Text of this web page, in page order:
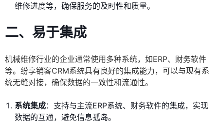
维修进度等，确保服务的及时性和质量。
二、易于集成
机械维修行业的企业通常使用多种系统，如ERP、财务软件
等。纷享销客CRM系统具有良好的集成能力，可以与现有系
统无缝对接，确保数据的一致性和流通性。
系统集成：支持与主流ERP系统、财务软件的集成，实现
数据的互通，避免信息孤岛。